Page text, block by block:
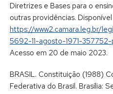
Diretrizes e Bases para o
outras providências.
https://www2.camara.leg.br/
5692-11-agosto-1971-
Acesso em 20 de maio 2023.
BRASIL. Constituição (1988)
Federativa do Brasil. Brasília: